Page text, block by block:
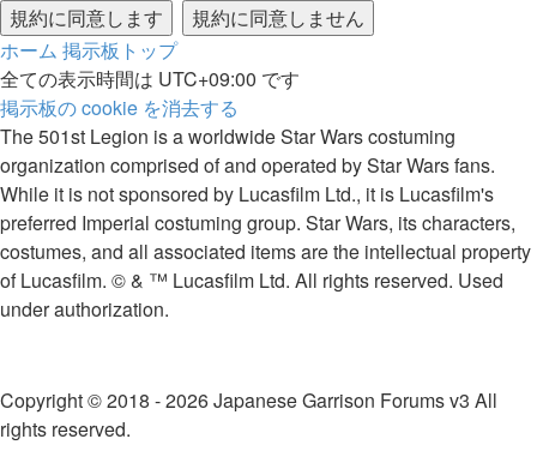
ホーム 掲示板トップ
全ての表示時間は UTC+09:00 です
掲示板の cookie を消去する
The 501st Legion is a worldwide Star Wars costuming
organization comprised of and operated by Star Wars fans.
While it is not sponsored by Lucasfilm Ltd., it is Lucasfilm's
preferred Imperial costuming group. Star Wars, its characters,
costumes, and all associated items are the intellectual property
of Lucasfilm. © & ™ Lucasfilm Ltd. All rights reserved. Used
under authorization.
Copyright © 2018 - 2026 Japanese Garrison Forums v3 All
rights reserved.